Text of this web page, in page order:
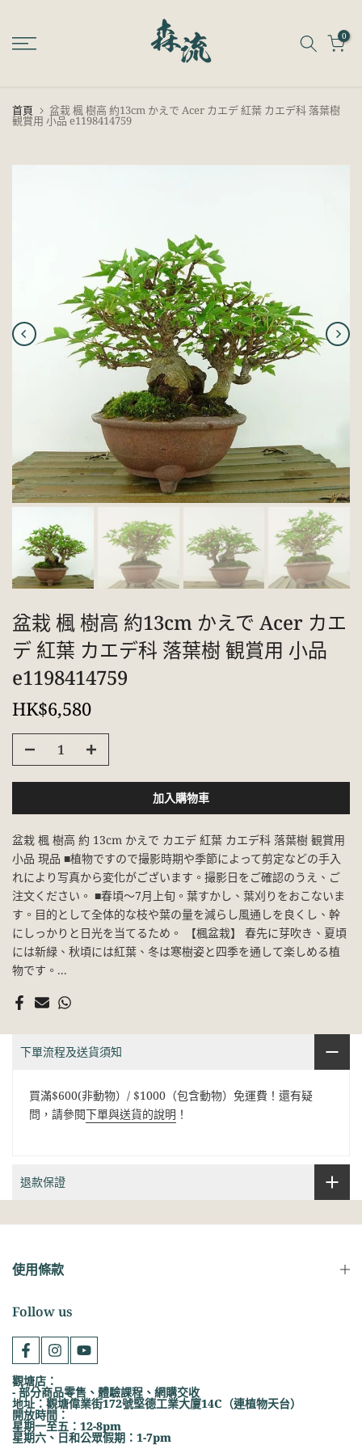
至
內
0
首頁 盆栽 楓 樹高 約13cm かえで Acer カエデ 紅葉 カエデ科 落葉樹
観賞用 小品 e1198414759
盆栽 楓 樹高 約13cm かえで Acer カエ
デ 紅葉 カエデ科 落葉樹 観賞用 小品
e1198414759
HK$6,580
加入購物車
盆栽 楓 樹高 約 13cm かえで カエデ 紅葉 カエデ科 落葉樹 観賞用
小品 現品 ■植物ですので撮影時期や季節によって剪定などの手入
れにより写真から変化がございます。撮影日をご確認のうえ、ご
注文ください。 ■春頃～7月上旬。葉すかし、葉刈りをおこないま
す。目的として全体的な枝や葉の量を減らし風通しを良くし、幹
にしっかりと日光を当てるため。 【楓盆栽】 春先に芽吹き、夏頃
には新緑、秋頃には紅葉、冬は寒樹姿と四季を通して楽しめる植
物です。...
下單流程及送貨須知
買滿$600(非動物）/ $1000（包含動物）免運費！還有疑
問，請參閱下單與送貨的說明 ！
退款保證
使用條款
Follow us
觀塘店：
- 部分商品零售、體驗課程、網購交收
地址：觀塘偉業街172號堅德工業大廈14C（連植物天台）
開放時間：
星期一至五：12-8pm
星期六、日和公眾假期：1-7pm